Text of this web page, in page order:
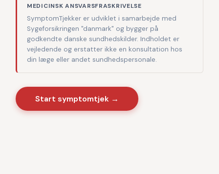
MEDICINSK ANSVARSFRASKRIVELSE
SymptomTjekker er udviklet i samarbejde med
Sygeforsikringen "danmark" og bygger på
godkendte danske sundhedskilder. Indholdet er
vejledende og erstatter ikke en konsultation hos
din læge eller andet sundhedspersonale.
Start symptomtjek →